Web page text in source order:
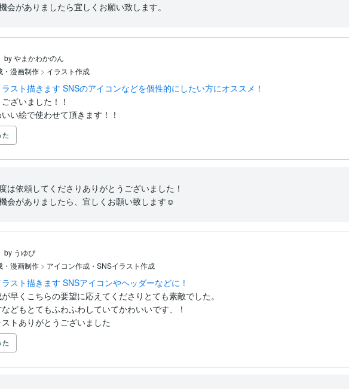
会がありましたら宜しくお願い致します。
by やまかわかのん
・漫画制作 > イラスト作成
スト描きます SNSのアイコンなどを個性的にしたい方にオススメ！
ざいました！！
い絵で使わせて頂きます！！
た
は依頼してくださりありがとうございました！
会がありましたら、宜しくお願い致します☺︎
by うゆぴ
・漫画制作 > アイコン作成・SNSイラスト作成
スト描きます SNSアイコンやヘッダーなどに！
早くこちらの要望に応えてくださりとても素敵でした。
どもとてもふわふわしていてかわいいです、！
トありがとうございました
た